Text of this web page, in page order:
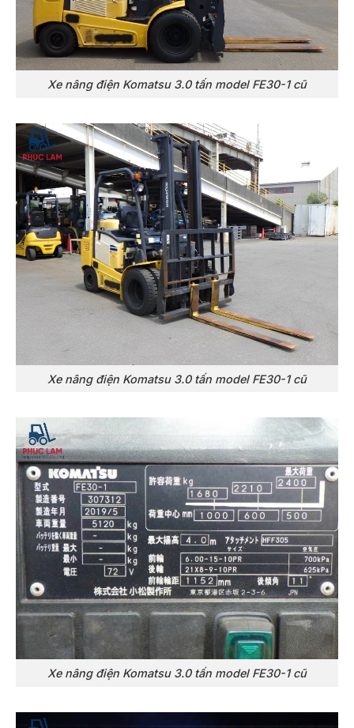
Xe nâng điện Komatsu 3.0 tấn model FE30-1 cũ
Xe nâng điện Komatsu 3.0 tấn model FE30-1 cũ
Xe nâng điện Komatsu 3.0 tấn model FE30-1 cũ